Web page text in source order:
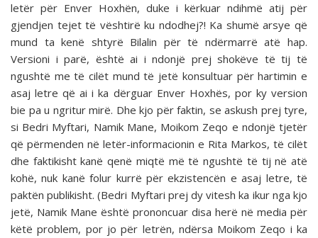
letër për Enver Hoxhën, duke i kërkuar ndihmë atij për
gjendjen tejet të vështirë ku ndodhej?! Ka shumë arsye që
mund ta kenë shtyrë Bilalin për të ndërmarrë atë hap.
Versioni i parë, është ai i ndonjë prej shokëve të tij të
ngushtë me të cilët mund të jetë konsultuar për hartimin e
asaj letre që ai i ka dërguar Enver Hoxhës, por ky version
bie pa u ngritur mirë. Dhe kjo për faktin, se askush prej tyre,
si Bedri Myftari, Namik Mane, Moikom Zeqo e ndonjë tjetër
që përmenden në letër-informacionin e Rita Markos, të cilët
dhe faktikisht kanë qenë miqtë më të ngushtë të tij në atë
kohë, nuk kanë folur kurrë për ekzistencën e asaj letre, të
paktën publikisht. (Bedri Myftari prej dy vitesh ka ikur nga kjo
jetë, Namik Mane është prononcuar disa herë në media për
këtë problem, por jo për letrën, ndërsa Moikom Zeqo i ka